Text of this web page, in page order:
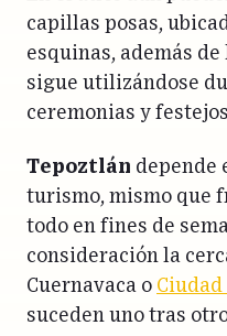
capillas posas,
esquinas, además
sigue utilizándose
ceremonias y
Tepoztlán depende
turismo, mismo que
todo en fines de
consideración la
Cuernavaca o Ciudad
suceden uno tras